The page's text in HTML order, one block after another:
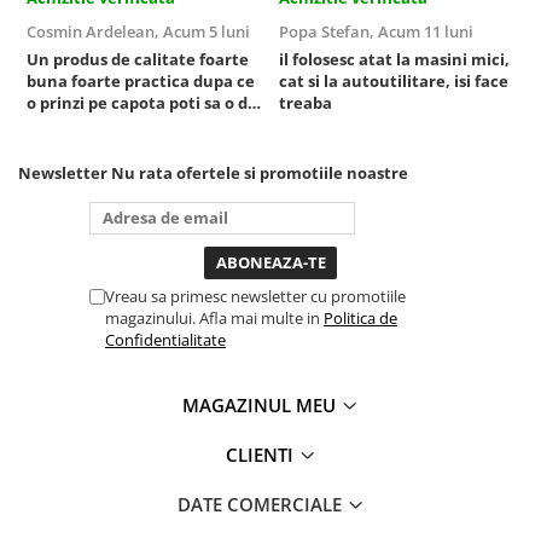
Sisteme de ridicare si sustinere
Capre Auto
Cricuri Hidraulice
Truse de biti
Vulcanizare
Masini de echilibrat roti
Piese de schimb
Scule Vulcanizare
Cosmin Ardelean, Acum 5 luni
Un produs de calitate foarte
buna foarte practica dupa ce
o prinzi pe capota poti sa o dai
puternica si de la baterie care
tine destul de mult dar daca o
bagi la priza nu mai ai treaba
toata ziua ,ce...
Popa Stefan, Acum 11 luni
il folosesc atat la masini mici,
cat si la autoutilitare, isi face
treaba
Newsletter Nu rata ofertele si promotiile noastre
Vreau sa primesc newsletter cu promotiile
magazinului. Afla mai multe in Politica de
Confidentialitate
MAGAZINUL MEU
CLIENTI
DATE COMERCIALE